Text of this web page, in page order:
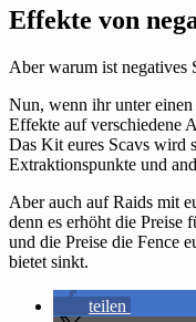
Effekte von
Aber warum ist negatives
Nun, wenn ihr unter
Effekte auf verschiedene
Das Kit eures Scavs wird
Extraktionspunkte und
Aber auch auf Raids mit
denn es erhöht die Preise
und die Preise die Fence
bietet sinkt.
teilen